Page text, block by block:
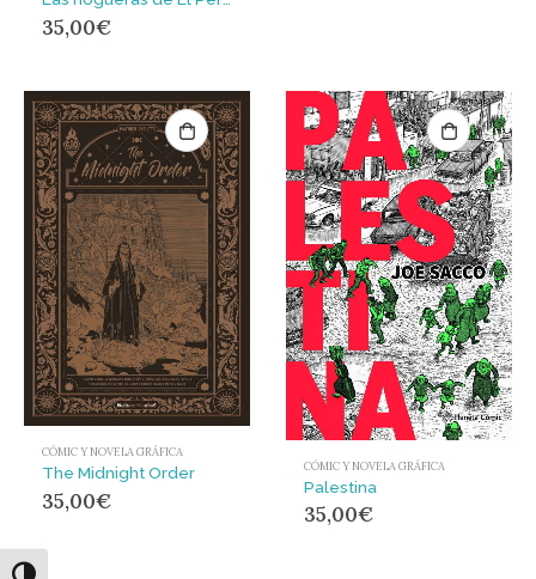
35,00€
CÓMIC Y NOVELA GRÁFICA
The Midnight Order
35,00€
CÓMIC Y NOVELA GRÁFICA
Palestina
35,00€